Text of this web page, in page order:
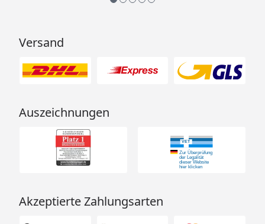
Versand
Auszeichnungen
Akzeptierte Zahlungsarten